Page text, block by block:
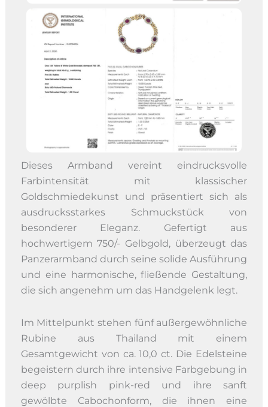
Dieses Armband vereint eindrucksvolle
Farbintensität mit klassischer
Goldschmiedekunst und präsentiert sich als
ausdrucksstarkes Schmuckstück von
besonderer Eleganz. Gefertigt aus
hochwertigem 750/- Gelbgold, überzeugt das
Panzerarmband durch seine solide Ausführung
und eine harmonische, fließende Gestaltung,
die sich angenehm um das Handgelenk legt.
Im Mittelpunkt stehen fünf außergewöhnliche
Rubine aus Thailand mit einem
Gesamtgewicht von ca. 10,0 ct. Die Edelsteine
begeistern durch ihre intensive Farbgebung in
deep purplish pink-red und ihre sanft
gewölbte Cabochonform, die ihnen eine